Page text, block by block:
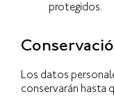
protegidos.
Los datos
conservarán hasta